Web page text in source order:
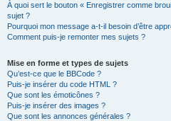
À quoi sert le bouton « Enregistrer comme
sujet ?
Pourquoi mon message a-t-il besoin d’être
Comment puis-je remonter mes sujets ?
Mise en forme et types de sujets
Qu’est-ce que le BBCode ?
Puis-je insérer du code HTML ?
Que sont les émoticônes ?
Puis-je insérer des images ?
Que sont les annonces générales ?